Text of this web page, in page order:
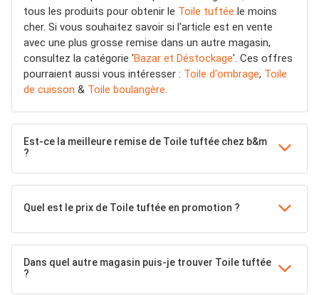
tous les produits pour obtenir le Toile tuftée le moins
cher. Si vous souhaitez savoir si l'article est en vente
avec une plus grosse remise dans un autre magasin,
consultez la catégorie 'Bazar et Déstockage'. Ces offres
pourraient aussi vous intéresser : Toile d'ombrage, Toile
de cuisson & Toile boulangère.
Est-ce la meilleure remise de Toile tuftée chez b&m
?
Quel est le prix de Toile tuftée en promotion ?
Dans quel autre magasin puis-je trouver Toile tuftée
?